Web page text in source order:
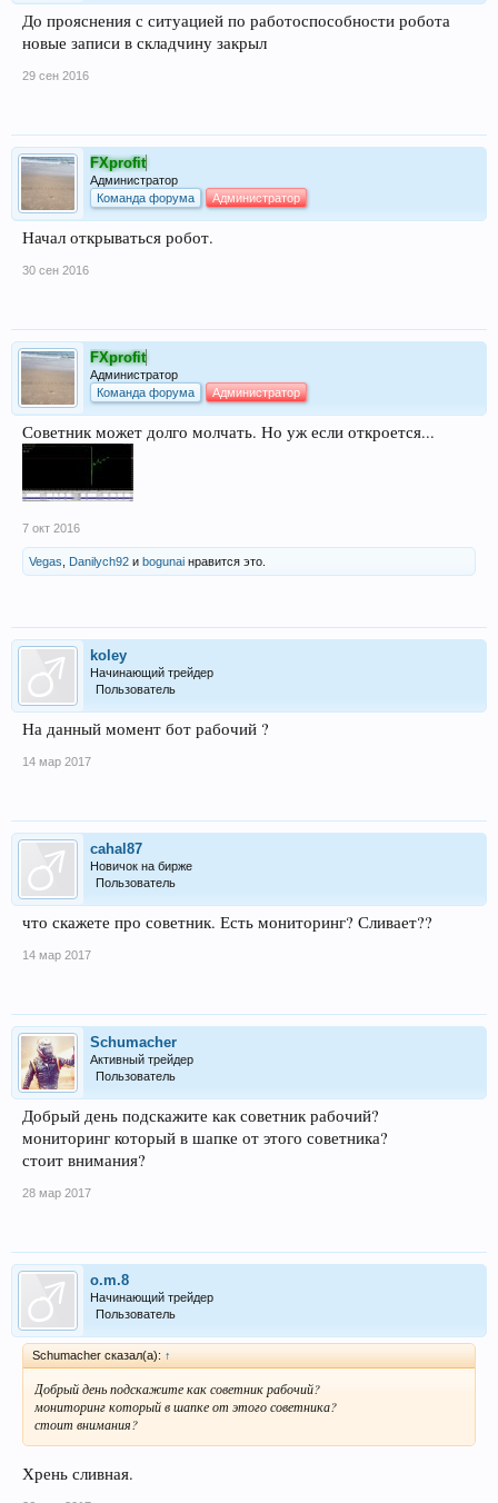
До прояснения с ситуацией по работоспособности робота
новые записи в складчину закрыл
29 сен 2016
FXprofit
Администратор
Команда форума
Администратор
Начал открываться робот.
30 сен 2016
FXprofit
Администратор
Команда форума
Администратор
Советник может долго молчать. Но уж если откроется...
7 окт 2016
Vegas Danilych92 и bogunai нравится это.
koley
Начинающий трейдер
Пользователь
На данный момент бот рабочий ?
14 мар 2017
cahal87
Новичок на бирже
Пользователь
что скажете про советник. Есть мониторинг? Сливает??
14 мар 2017
Schumacher
Активный трейдер
Пользователь
Добрый день подскажите как советник рабочий?
мониторинг который в шапке от этого советника?
стоит внимания?
28 мар 2017
o.m.8
Начинающий трейдер
Пользователь
Schumacher сказал(а): ↑
Добрый день подскажите как советник рабочий?
мониторинг который в шапке от этого советника?
стоит внимания?
Хрень сливная.